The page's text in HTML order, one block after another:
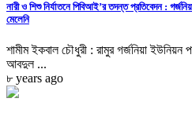
নারী ও শিশু নির্যাতনে পিবিআই’র তদন্ত প্রতিবেদন :
মেলেনি
শামীম ইকবাল চৌধুরী : রামুর গর্জনিয়া
আবদুল ...
৮ years ago